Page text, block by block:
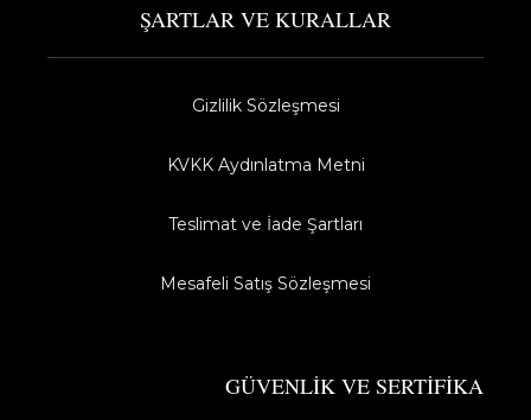
ŞARTLAR VE KURALLAR
Gizlilik Sözleşmesi
KVKK Aydınlatma Metni
Teslimat ve İade Şartları
Mesafeli Satış Sözleşmesi
GÜVENLİK VE SERTİFİKA